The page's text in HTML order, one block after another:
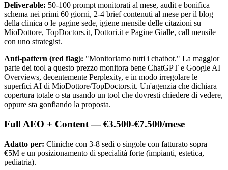
Deliverable: 50-100 prompt monitorati al mese, audit e bonifica
schema nei primi 60 giorni, 2-4 brief contenuti al mese per il blog
della clinica o le pagine sede, igiene mensile delle citazioni su
MioDottore, TopDoctors.it, Dottori.it e Pagine Gialle, call mensile
con uno strategist.
Anti-pattern (red flag): "Monitoriamo tutti i chatbot." La maggior
parte dei tool a questo prezzo monitora bene ChatGPT e Google AI
Overviews, decentemente Perplexity, e in modo irregolare le
superfici AI di MioDottore/TopDoctors.it. Un'agenzia che dichiara
copertura totale o sta usando un tool che dovresti chiedere di vedere,
oppure sta gonfiando la proposta.
Full AEO + Content — €3.500-€7.500/mese
Adatto per: Cliniche con 3-8 sedi o singole con fatturato sopra
€5M e un posizionamento di specialità forte (impianti, estetica,
pediatria).